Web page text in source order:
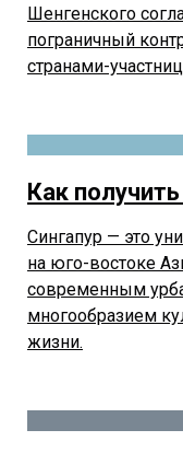
Шенгенского
пограничный
странами-
Как
Сингапур — это
на юго-востоке
современным
многообразием
жизни.